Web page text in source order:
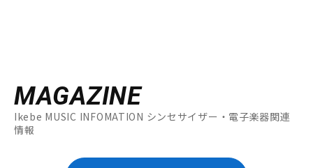
MAGAZINE
Ikebe MUSIC INFOMATION シンセサイザー・電子楽器関連
情報